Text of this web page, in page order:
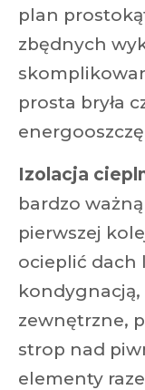
plan
zbędnych
prosta bryła
Izolacja
bardzo
pierwszej
ocieplić dach
zewnętrzne,
strop nad
elementy